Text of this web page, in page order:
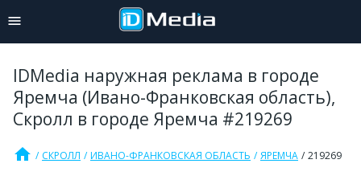
IDMedia наружная реклама в городе
Яремча (Ивано-Франковская область),
Скролл в городе Яремча #219269
home СКРОЛЛ ИВАНО-ФРАНКОВСКАЯ ОБЛАСТЬ ЯРЕМЧА 219269